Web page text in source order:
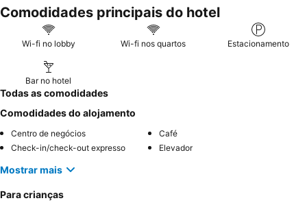
acolhedor e atencioso, com osproprietáriosfrequentemente a
ir além do esperado, e o
pequeno-almoço
a receber altas
classificações pela sua seleção copiosa e variada, incluindo
tranquila, os hóspedes devem solicitar um quarto com vista
para o pátio.
Comodidades principais do hotel
Wi-fi no lobby Wi-fi nos quartos Estacionamento
Bar no hotel
Todas as comodidades
Comodidades do alojamento
Centro de negócios
Café
Check-in/check-out expresso
Elevador
Mostrar mais
Para crianças